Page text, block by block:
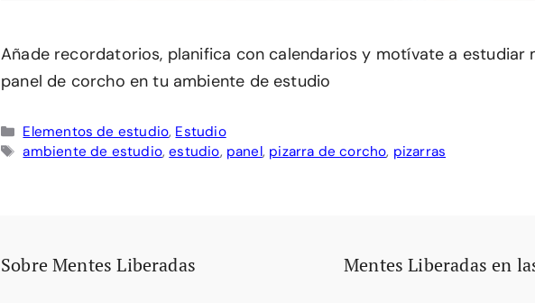
Añade recordatorios, planifica con calendarios y motívate a estudiar
panel de corcho en tu ambiente de estudio
Categorías
Elementos de estudio, Estudio
Etiquetas
ambiente de estudio,estudio, panel, pizarra de corcho, pizarras
Sobre Mentes Liberadas Mentes Liberadas en